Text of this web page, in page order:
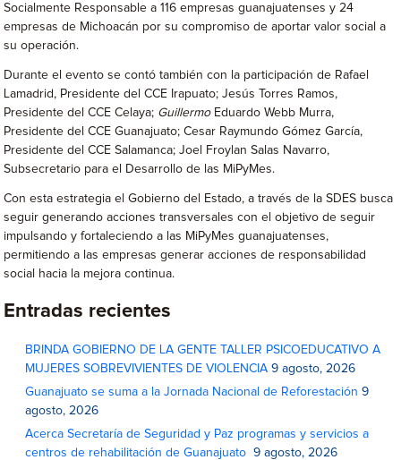
Socialmente Responsable a 116 empresas guanajuatenses y 24
empresas de Michoacán por su compromiso de aportar valor social a
su operación.
Durante el evento se contó también con la participación de Rafael
Lamadrid, Presidente del CCE Irapuato; Jesús Torres Ramos,
Presidente del CCE Celaya; GuillermoEduardo Webb Murra,
Presidente del CCE Guanajuato; Cesar Raymundo Gómez García,
Presidente del CCE Salamanca; Joel Froylan Salas Navarro,
Subsecretario para el Desarrollo de las MiPyMes.
Con esta estrategia el Gobierno del Estado, a través de la SDES busca
seguir generando acciones transversales con el objetivo de seguir
impulsando y fortaleciendo a las MiPyMes guanajuatenses,
permitiendo a las empresas generar acciones de responsabilidad
social hacia la mejora continua.
Entradas recientes
BRINDA GOBIERNO DE LA GENTE TALLER PSICOEDUCATIVO A
MUJERES SOBREVIVIENTES DE VIOLENCIA 9 agosto, 2026
Guanajuato se suma a la Jornada Nacional de Reforestación 9
agosto, 2026
Acerca Secretaría de Seguridad y Paz programas y servicios a
centros de rehabilitación de Guanajuato
9 agosto, 2026